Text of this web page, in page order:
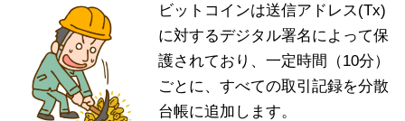
ビットコインは送信アドレス(Tx)
に対するデジタル署名によって保
護されており、一定時間（10分）
ごとに、すべての取引記録を分散
台帳に追加します。